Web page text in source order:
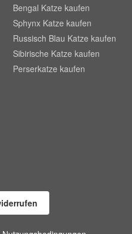
Bengal Katze kaufen
Sphynx Katze kaufen
Russisch Blau Katze kaufen
Sibirische Katze kaufen
Perserkatze kaufen